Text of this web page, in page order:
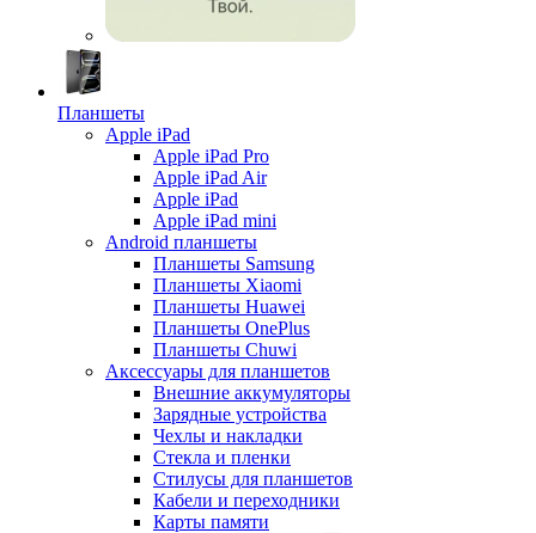
Планшеты
Apple iPad
Apple iPad Pro
Apple iPad Air
Apple iPad
Apple iPad mini
Android планшеты
Планшеты Samsung
Планшеты Xiaomi
Планшеты Huawei
Планшеты OnePlus
Планшеты Chuwi
Аксессуары для планшетов
Внешние аккумуляторы
Зарядные устройства
Чехлы и накладки
Стекла и пленки
Стилусы для планшетов
Кабели и переходники
Карты памяти